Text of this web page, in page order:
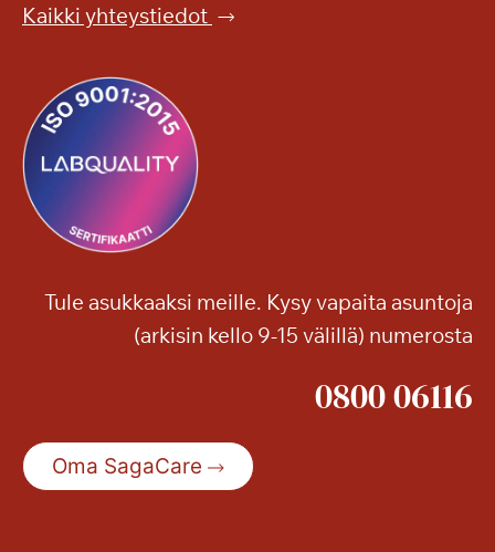
Kaikki yhteystiedot
Tule asukkaaksi meille. Kysy vapaita asuntoja
(arkisin kello 9-15 välillä) numerosta
0800 06116
Oma SagaCare